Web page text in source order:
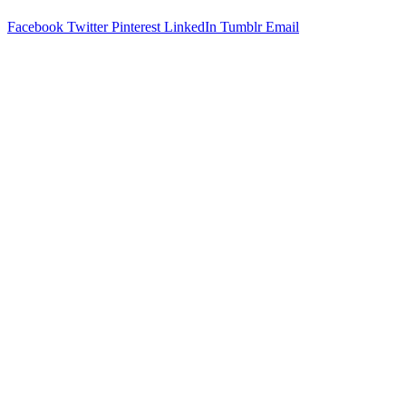
Facebook Twitter Pinterest LinkedIn Tumblr Email